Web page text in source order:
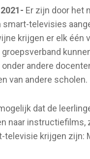
Er zijn door het
smart-televisies
krijgen er elk één
andere
van andere scholen.
dat de
naar instructiefilms,
televisie krijgen zijn: